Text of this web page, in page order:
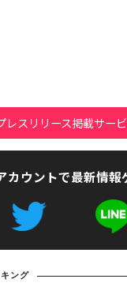
レスリリース掲載サー
カウントで最新情報
ング